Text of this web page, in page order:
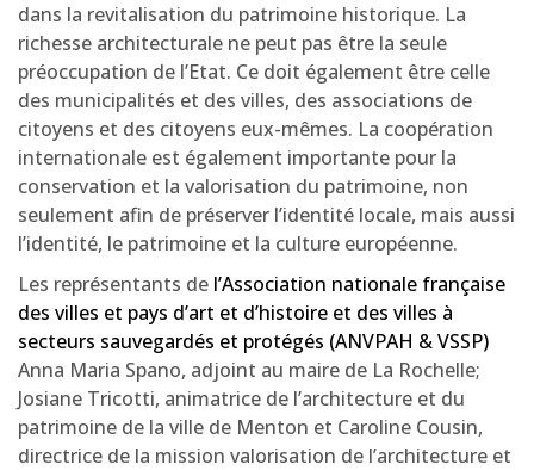
dans la revitalisation du patrimoine historique. La
richesse architecturale ne peut pas être la seule
préoccupation de l’Etat. Ce doit également être celle
des municipalités et des villes, des associations de
citoyens et des citoyens eux-mêmes. La coopération
internationale est également importante pour la
conservation et la valorisation du patrimoine, non
seulement afin de préserver l’identité locale, mais aussi
l’identité, le patrimoine et la culture européenne.
Les représentants de l’Association nationale française
des villes et pays d’art et d’histoire et des villes à
secteurs sauvegardés et protégés (ANVPAH & VSSP)
Anna Maria Spano, adjoint au maire de La Rochelle;
Josiane Tricotti, animatrice de l’architecture et du
patrimoine de la ville de Menton et Caroline Cousin,
directrice de la mission valorisation de l’architecture et